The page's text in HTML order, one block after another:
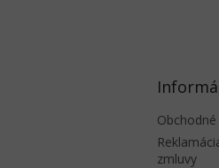
zmluvy